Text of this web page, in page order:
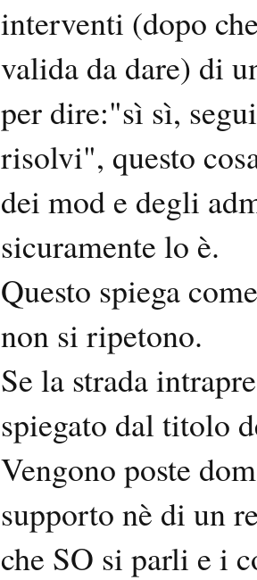
interventi (dopo
valida da dare) di
per dire:"sì sì,
risolvi", questo
dei mod e degli
sicuramente lo è.
Questo spiega
non si ripetono.
Se la strada
spiegato dal titolo
Vengono poste
supporto nè di un
che SO si parli e i